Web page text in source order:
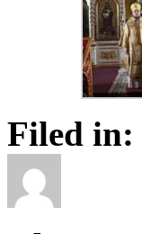
Filed in: